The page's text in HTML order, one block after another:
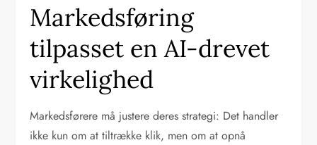
Markedsføring
tilpasset en AI-drevet
virkelighed
Markedsførere må justere deres strategi: Det handler
ikke kun om at tiltrække klik, men om at opnå